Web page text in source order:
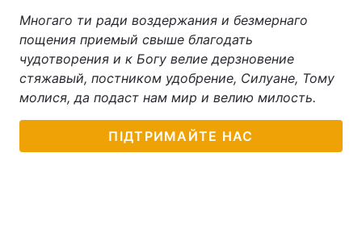
Многаго ти ради воздержания и безмернаго
пощения приемый свыше благодать
чудотворения и к Богу велие дерзновение
стяжавый, постником удобрение, Силуане, Тому
молися, да подаст нам мир и велию милость.
ПІДТРИМАЙТЕ НАС